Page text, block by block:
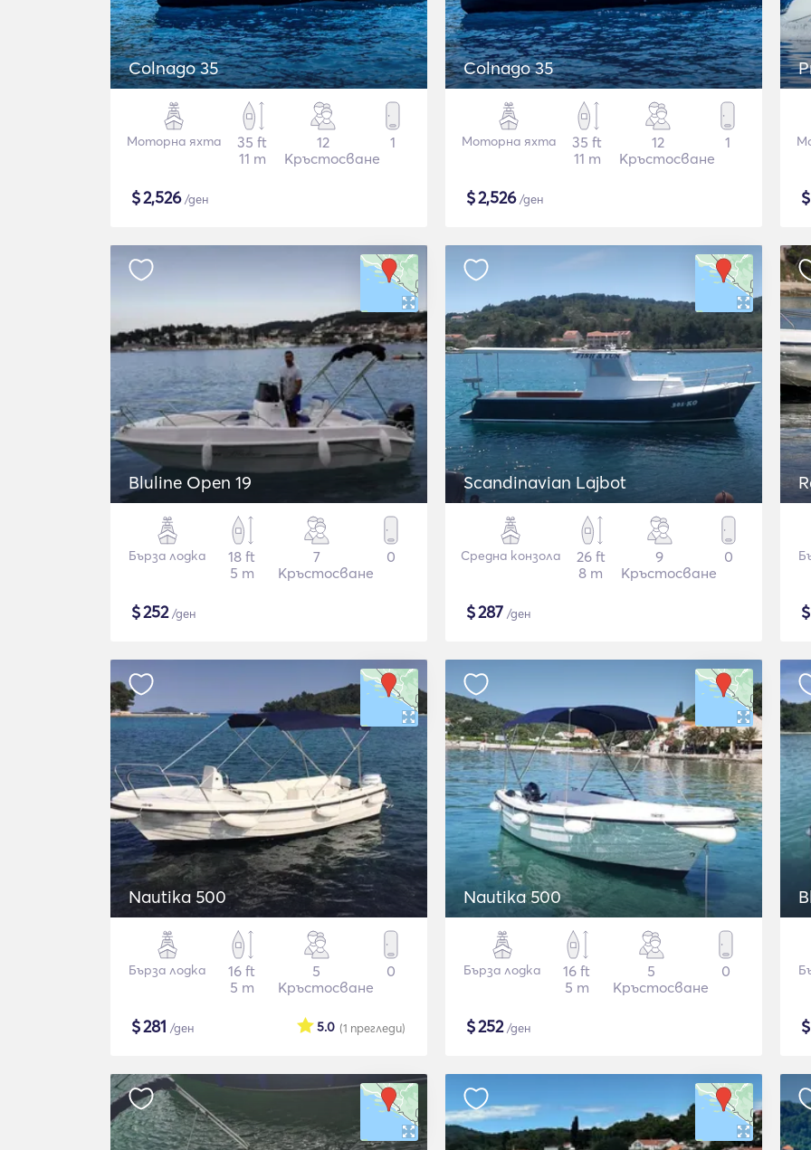
Colnago 35
Моторна яхта
35 ft
11 m
12
Кръстосване
1
$2,526/ден
Colnago 35
Моторна яхта
35 ft
11 m
12
Кръстосване
1
$2,526/ден
Bluline Open 19
Бърза лодка
18 ft
5 m
7
Кръстосване
0
$252/ден
Scandinavian Lajbot
Средна конзола
26 ft
8 m
9
Кръстосване
0
$287 /ден
Nautika 500
Бърза лодка
16 ft
5 m
5
Кръстосване
0
$281 /ден (1 прегледи)
5.0
Nautika 500
Бърза лодка
16 ft
5 m
5
Кръстосване
0
$252/ден